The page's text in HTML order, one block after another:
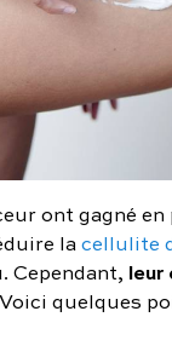
ont gagné
lacellulite
Cependant, leur
quelques